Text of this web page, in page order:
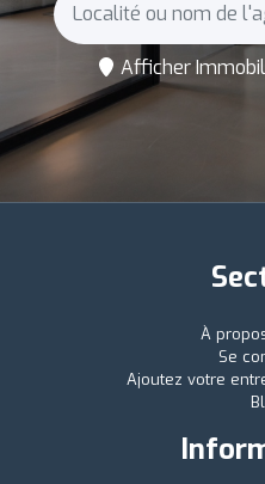
Afficher
À
Se
Ajoutez votre